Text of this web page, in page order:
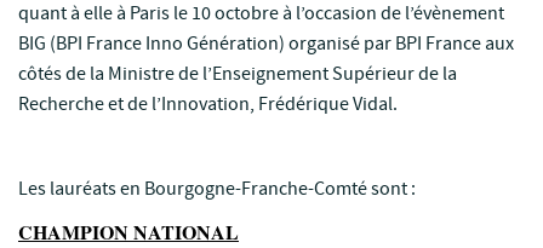
quant à elle à Paris le 10 octobre à l’occasion de l’évènement
BIG (BPI France Inno Génération) organisé par BPI France aux
côtés de la Ministre de l’Enseignement Supérieur de la
Recherche et de l’Innovation, Frédérique Vidal.
Les lauréats en Bourgogne-Franche-Comté sont :
CHAMPION NATIONAL